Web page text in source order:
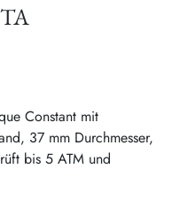
Constant mit
37 mm Durchmesser,
bis 5 ATM und